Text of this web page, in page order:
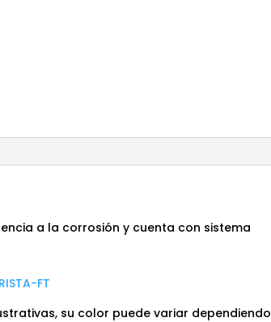
a la corrosión y cuenta con sistema
FT
su color puede variar dependiendo